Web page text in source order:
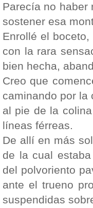
Parecía no haber
sostener esa
Enrollé el
con la rara
bien hecha,
Creo que
caminando por la
al pie de la
líneas férreas.
De allí en más
de la cual
del polvoriento
ante el trueno
suspendidas